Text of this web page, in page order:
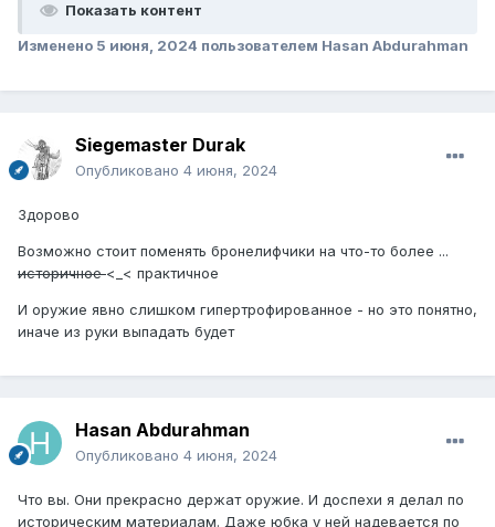
Показать контент
Изменено 5 июня, 2024 пользователем Hasan Abdurahman
Siegemaster Durak
Опубликовано 4 июня, 2024
Здорово
Возможно стоит поменять бронелифчики на что-то более ...
историчное<_< практичное
И оружие явно слишком гипертрофированное - но это понятно,
иначе из руки выпадать будет
Hasan Abdurahman
Опубликовано 4 июня, 2024
Что вы. Они прекрасно держат оружие. И доспехи я делал по
историческим материалам. Даже юбка у ней надевается по